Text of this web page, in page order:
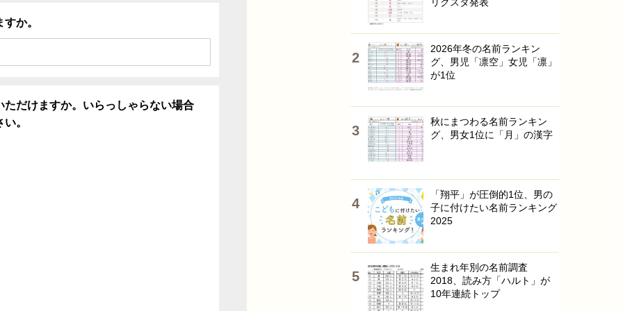
か。
だけますか。いらっしゃらない場合
。
2026年冬の名前ランキン
グ、男児「凛空」女児「凛」
が1位
秋にまつわる名前ランキン
グ、男女1位に「月」の漢字
「翔平」が圧倒的1位、男の
子に付けたい名前ランキング
2025
生まれ年別の名前調査
2018、読み方「ハルト」が
10年連続トップ